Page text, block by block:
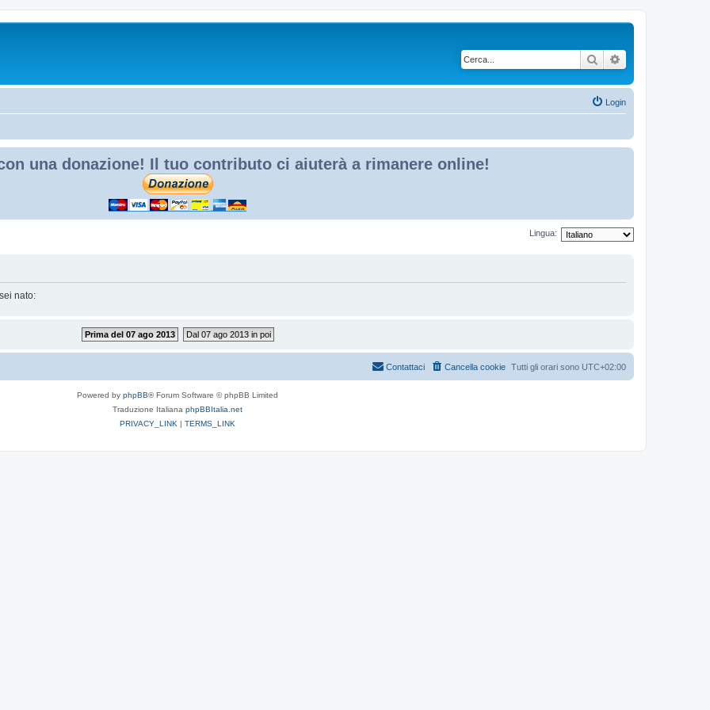
Cerca
Login
una donazione! Il tuo contributo ci aiuterà a rimanere online!
Lingua:
nato:
Prima del 07 ago 2013 Dal 07 ago 2013 in poi
Tutti gli orari sono UTC+02:00
Cancella cookie
Contattaci
Powered by phpBB® Forum Software © phpBB Limited
Traduzione Italiana phpBBItalia.net
PRIVACY_LINK | TERMS_LINK